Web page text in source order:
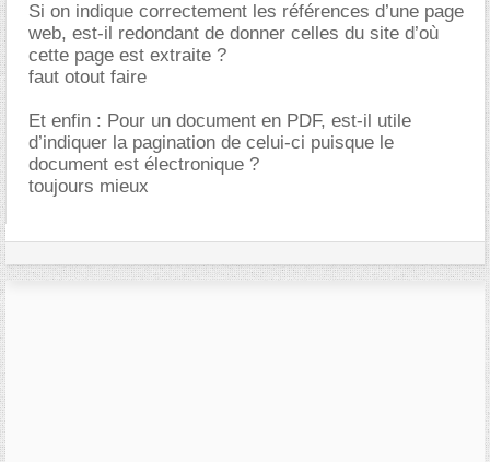
Si on indique correctement les références d’une page
web, est-il redondant de donner celles du site d’où
cette page est extraite ?
faut otout faire
Et enfin : Pour un document en PDF, est-il utile
d’indiquer la pagination de celui-ci puisque le
document est électronique ?
toujours mieux